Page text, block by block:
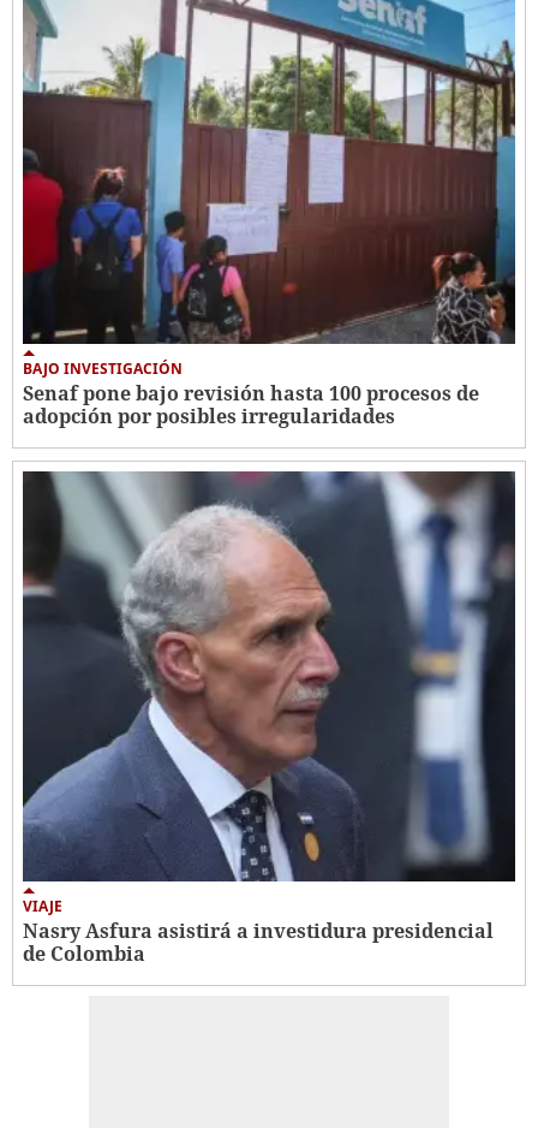
BAJO INVESTIGACIÓN
Senaf pone bajo revisión hasta 100 procesos de
adopción por posibles irregularidades
VIAJE
Nasry Asfura asistirá a investidura presidencial
de Colombia